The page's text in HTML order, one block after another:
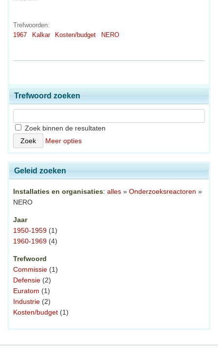
Trefwoorden:
1967
Kalkar Kosten/budget NERO
Trefwoord zoeken
Zoek binnen de resultaten
Meer opties
Geleid zoeken
Installaties en organisaties: alles » Onderzoeksreactoren »
NERO
Jaar
1950-1959 (1)
1960-1969 (4)
Trefwoord
Commissie (1)
Defensie (2)
Euratom (1)
Industrie (2)
Kosten/budget (1)